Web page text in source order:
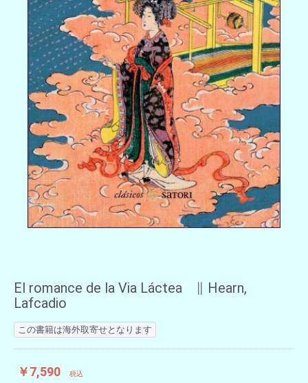
El romance de la Via Láctea ∥ Hearn,
Lafcadio
この書籍は海外取寄せとなります
￥7,590 税込